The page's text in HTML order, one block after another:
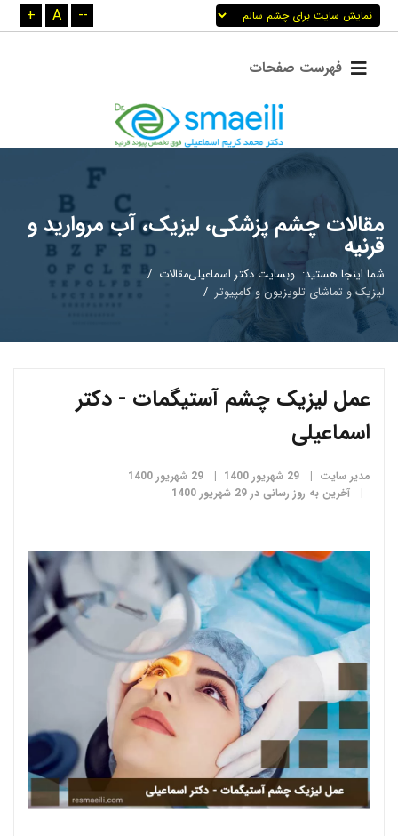
+ A --
مقالات چشم پزشکی، لیزیک، آب مروارید و
قرنیه
شما اینجا هستید: وبسایت دکتر اسماعیلیمقالات
لیزیک و تماشای تلویزیون و کامپیوتر
عمل لیزیک چشم آستیگمات - دکتر
اسماعیلی
مدیر سایت 29 شهریور 1400
29 شهریور 1400
آخرین به روز رسانی در 29 شهریور 1400